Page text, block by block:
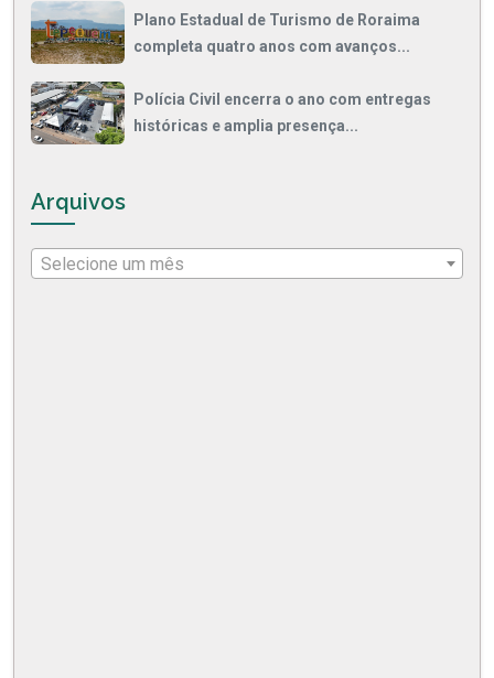
Plano Estadual de Turismo de Roraima
completa quatro anos com avanços...
Polícia Civil encerra o ano com entregas
históricas e amplia presença...
Arquivos
Selecione um mês